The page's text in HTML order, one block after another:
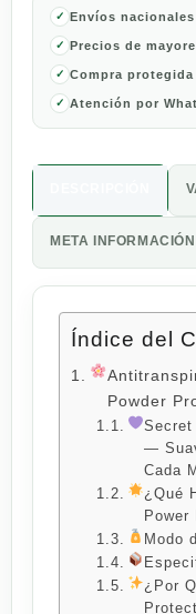
Envíos nacionales
Precios de
Compra protegida
Atención por
META INFORMACIÓN
Índice del
Powder
—
Cada
¿Qué
Power
Modo
¿Por